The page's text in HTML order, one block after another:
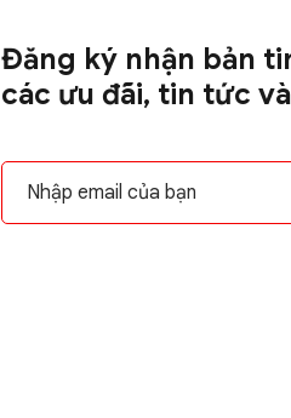
Đăng ký nhận bản
các ưu đãi, tin tức